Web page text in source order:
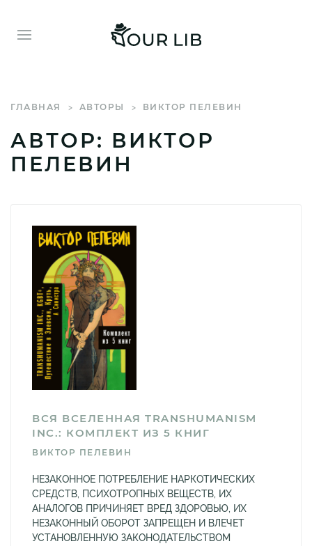
ГЛАВНАЯ АВТОРЫ ВИКТОР ПЕЛЕВИН
АВТОР: ВИКТОР
ПЕЛЕВИН
ВСЯ ВСЕЛЕННАЯ TRANSHUMANISM
INC.: КОМПЛЕКТ ИЗ 5 КНИГ
ВИКТОР ПЕЛЕВИН
НЕЗАКОННОЕ ПОТРЕБЛЕНИЕ НАРКОТИЧЕСКИХ
СРЕДСТВ, ПСИХОТРОПНЫХ ВЕЩЕСТВ, ИХ
АНАЛОГОВ ПРИЧИНЯЕТ ВРЕД ЗДОРОВЬЮ, ИХ
НЕЗАКОННЫЙ ОБОРОТ ЗАПРЕЩЕН И ВЛЕЧЕТ
УСТАНОВЛЕННУЮ ЗАКОНОДАТЕЛЬСТВОМ